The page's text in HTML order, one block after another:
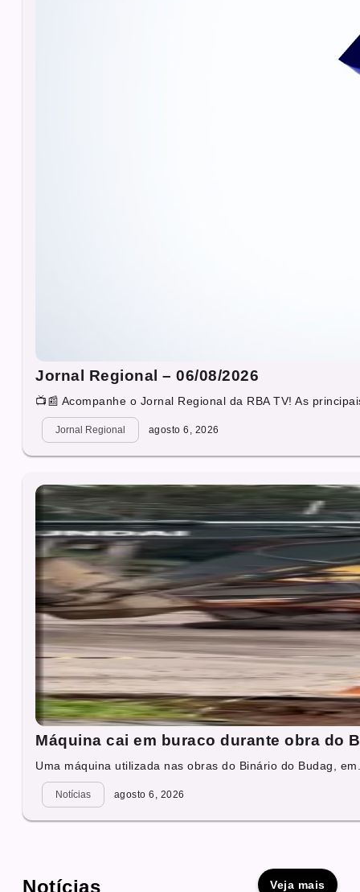
Jornal Regional – 06/08/2026
📺📰 Acompanhe o Jornal Regional da RBA TV! As
Jornal Regional agosto 6, 2026
Máquina cai em buraco durante obra do
Uma máquina utilizada nas obras do Binário do Budag,
Notícias agosto 6, 2026
Notícias Veja mais